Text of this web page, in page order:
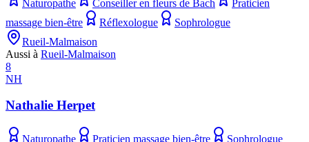
Naturopathe Conseiller en fleurs de Bach
Praticien
massage bien-être
Réflexologue
Sophrologue
Rueil-Malmaison
Aussi à Rueil-Malmaison
8
NH
Nathalie Herpet
Naturopathe Praticien massage bien-être
Sophrologue